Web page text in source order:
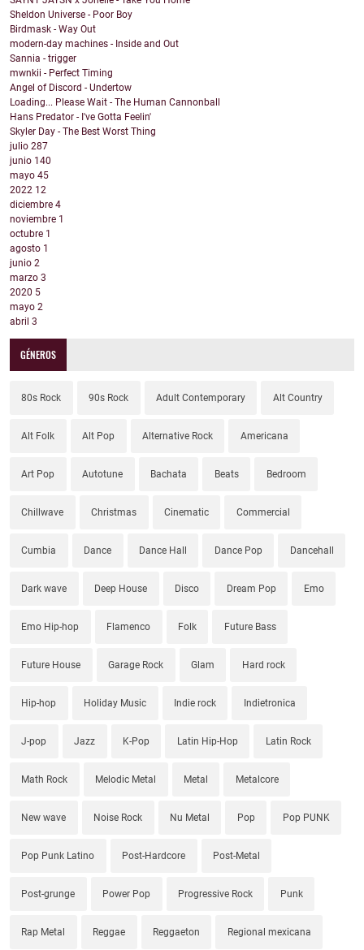
Sheldon Universe - Poor Boy
Birdmask - Way Out
modern-day machines - Inside and Out
Sannia - trigger
mwnkii - Perfect Timing
Angel of Discord - Undertow
Loading... Please Wait - The Human Cannonball
Hans Predator - I've Gotta Feelin'
Skyler Day - The Best Worst Thing
julio 287
junio 140
mayo 45
2022 12
diciembre 4
noviembre 1
octubre 1
agosto 1
junio 2
marzo 3
2020 5
mayo 2
abril 3
GÉNEROS
80s Rock 90s Rock Adult Contemporary Alt Country
Alt Folk Alt Pop Alternative Rock Americana
Art Pop Autotune Bachata Beats Bedroom
Chillwave Christmas Cinematic Commercial
Cumbia Dance Dance Hall Dance Pop Dancehall
Dark wave Deep House Disco Dream Pop Emo
Emo Hip-hop Flamenco Folk Future Bass
Future House Garage Rock Glam Hard rock
Hip-hop Holiday Music Indie rock Indietronica
J-pop Jazz K-Pop Latin Hip-Hop Latin Rock
Math Rock Melodic Metal Metal Metalcore
New wave Noise Rock Nu Metal Pop Pop PUNK
Pop Punk Latino Post-Hardcore Post-Metal
Post-grunge Power Pop Progressive Rock Punk
Rap Metal Reggae Reggaeton Regional mexicana